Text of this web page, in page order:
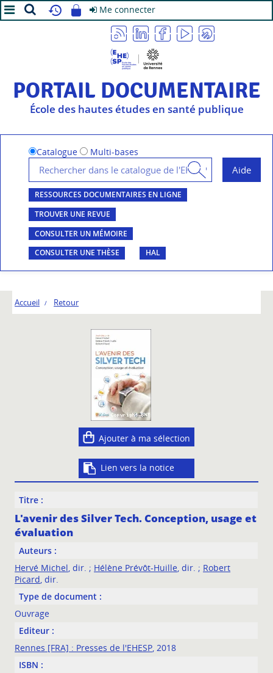
Me connecter
PORTAIL DOCUMENTAIRE
École des hautes études en santé publique
Catalogue Multi-bases
RESSOURCES DOCUMENTAIRES EN LIGNE
TROUVER UNE REVUE
CONSULTER UN MÉMOIRE
CONSULTER UNE THÈSE
HAL
Accueil Retour
Ajouter à ma sélection
Lien vers la notice
Titre :
L'avenir des Silver Tech. Conception, usage et
évaluation
Auteurs :
Hervé Michel
, dir. ; Hélène Prévôt-Huille , dir. ; Robert
Picard, dir.
Type de document :
Ouvrage
Editeur :
Rennes [FRA] : Presses de l'EHESP, 2018
ISBN :